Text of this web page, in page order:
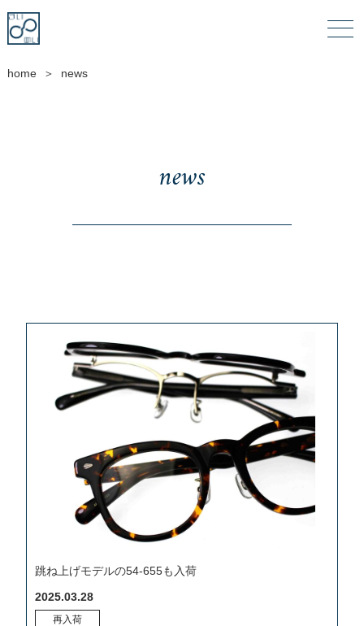
home ＞ news
news
跳ね上げモデルの54-655も入荷
2025.03.28
再入荷